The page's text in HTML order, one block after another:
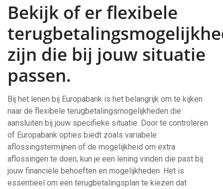
Bekijk of er flexibele
zijn die bij jouw situatie
passen.
Bij het lenen bij Europabank is het belangrijk om te kijken
naar de flexibele terugbetalingsmogelijkheden die
aansluiten bij jouw specifieke situatie. Door te controleren
of Europabank opties biedt zoals variabele
aflossingstermijnen of de mogelijkheid om extra
aflossingen te doen, kun je een lening vinden die past bij
jouw financiële behoeften en mogelijkheden. Het is
essentieel om een terugbetalingsplan te kiezen dat